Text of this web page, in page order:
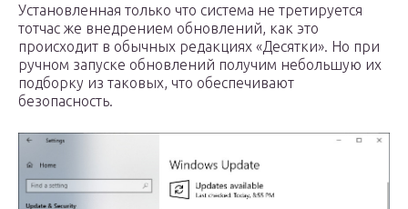
Установленная только что система не третируется
тотчас же внедрением обновлений, как это
происходит в обычных редакциях «Десятки». Но при
ручном запуске обновлений получим небольшую их
подборку из таковых, что обеспечивают
безопасность.